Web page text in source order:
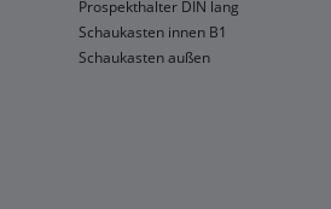
Prospekthalter DIN lang
Schaukasten innen B1
Schaukasten außen